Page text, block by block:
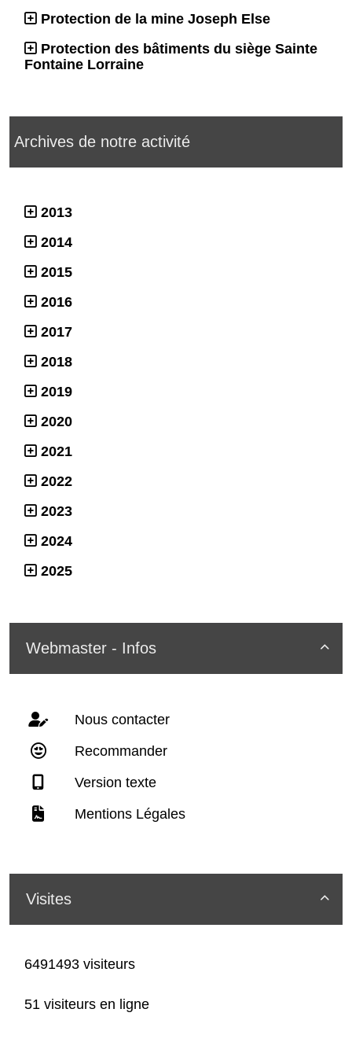
Protection de la mine Joseph Else
Protection des bâtiments du siège Sainte
Fontaine Lorraine
Archives de notre activité
2013
2014
2015
2016
2017
2018
2019
2020
2021
2022
2023
2024
2025

Webmaster - Infos
Nous contacter
Recommander
Version texte
Mentions Légales

Visites
6491493 visiteurs
51 visiteurs en ligne